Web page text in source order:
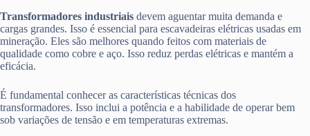
Transformadores industriais devem aguentar muita demanda e
cargas grandes. Isso é essencial para escavadeiras elétricas usadas em
mineração. Eles são melhores quando feitos com materiais de
qualidade como cobre e aço. Isso reduz perdas elétricas e mantém a
eficácia.
É fundamental conhecer as características técnicas dos
transformadores. Isso inclui a potência e a habilidade de operar bem
sob variações de tensão e em temperaturas extremas.